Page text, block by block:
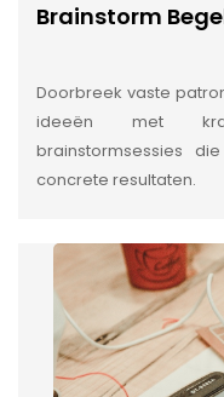
Brainstorm
Doorbreek vaste
ideeën met
brainstormsessies
concrete resultaten.